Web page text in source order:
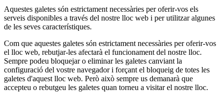
Aquestes galetes són estrictament necessàries per oferir-vos els
serveis disponibles a través del nostre lloc web i per utilitzar algunes
de les seves característiques.
Com que aquestes galetes són estrictament necessàries per oferir-vos
el lloc web, rebutjar-les afectarà el funcionament del nostre lloc.
Sempre podeu bloquejar o eliminar les galetes canviant la
configuració del vostre navegador i forçant el bloqueig de totes les
galetes d'aquest lloc web. Però això sempre us demanarà que
accepteu o rebutgeu les galetes quan torneu a visitar el nostre lloc.